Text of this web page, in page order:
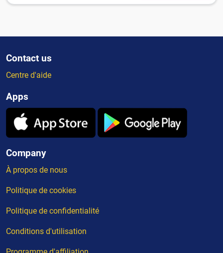
Contact us
Centre d'aide
Apps
Company
À propos de nous
Politique de cookies
Politique de confidentialité
Conditions d'utilisation